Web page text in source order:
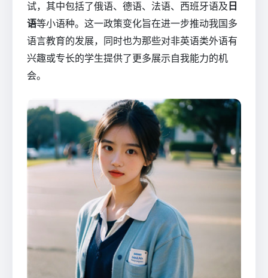
试，其中包括了俄语、德语、法语、西班牙语及 日
语等小语种。这一政策变化旨在进一步推动我国多
语言教育的发展，同时也为那些对非英语类外语有
兴趣或专长的学生提供了更多展示自我能力的机
会。